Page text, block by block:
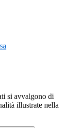
si avvalgono di
illustrate nella